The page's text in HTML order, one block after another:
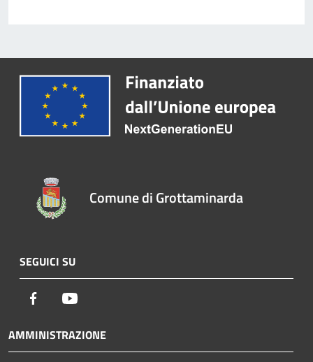
Comune di Grottaminarda
SEGUICI SU
Facebook
AMMINISTRAZIONE